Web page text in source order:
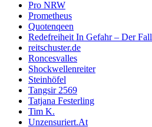
Pro NRW
Prometheus
Quotenqeen
Redefreiheit In Gefahr – Der
reitschuster.de
Roncesvalles
Shockwellenreiter
Steinhöfel
Tangsir 2569
Tatjana Festerling
Tim K.
Unzensuriert.At